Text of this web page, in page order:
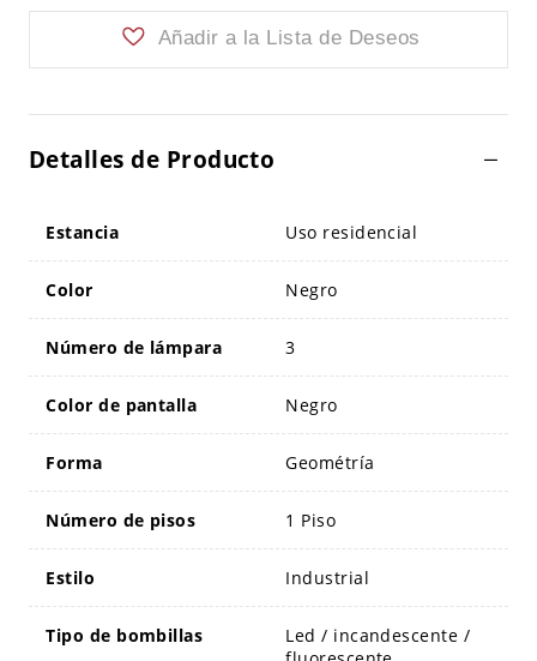
Añadir a la Lista de Deseos
Detalles de Producto
Estancia Uso residencial
Color Negro
Número de lámpara 3
Color de pantalla Negro
Forma Geométría
Número de pisos 1 Piso
Estilo Industrial
Tipo de bombillas
Led / incandescente /